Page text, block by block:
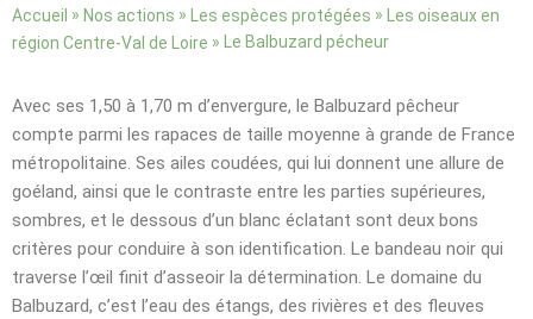
Accueil » Nos actions » Les espèces protégées »
Les oiseaux en
région Centre-Val de Loire » Le Balbuzard pécheur
Avec ses 1,50 à 1,70 m d’envergure, le Balbuzard pêcheur
compte parmi les rapaces de taille moyenne à grande de France
métropolitaine. Ses ailes coudées, qui lui donnent une allure de
goéland, ainsi que le contraste entre les parties supérieures,
sombres, et le dessous d’un blanc éclatant sont deux bons
critères pour conduire à son identification. Le bandeau noir qui
traverse l’œil finit d’asseoir la détermination. Le domaine du
Balbuzard, c’est l’eau des étangs, des rivières et des fleuves